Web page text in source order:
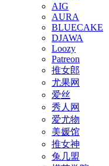
AIG
AURA
BLUECAKE
DJAWA
Loozy
Patreon
推女郎
尤果网
爱丝
秀人网
爱尤物
美媛馆
推女神
兔几盟